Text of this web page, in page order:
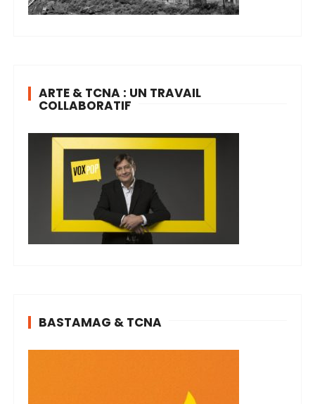
ARTE & TCNA : UN TRAVAIL
COLLABORATIF
BASTAMAG & TCNA